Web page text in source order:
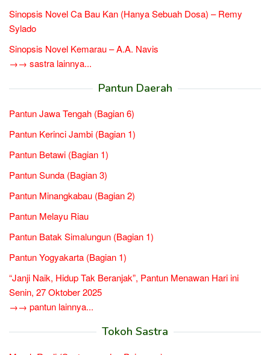
Sinopsis Novel Ca Bau Kan (Hanya Sebuah Dosa) – Remy
Sylado
Sinopsis Novel Kemarau – A.A. Navis
→→ sastra lainnya...
Pantun Daerah
Pantun Jawa Tengah (Bagian 6)
Pantun Kerinci Jambi (Bagian 1)
Pantun Betawi (Bagian 1)
Pantun Sunda (Bagian 3)
Pantun Minangkabau (Bagian 2)
Pantun Melayu Riau
Pantun Batak Simalungun (Bagian 1)
Pantun Yogyakarta (Bagian 1)
“Janji Naik, Hidup Tak Beranjak”, Pantun Menawan Hari ini
Senin, 27 Oktober 2025
→→ pantun lainnya...
Tokoh Sastra